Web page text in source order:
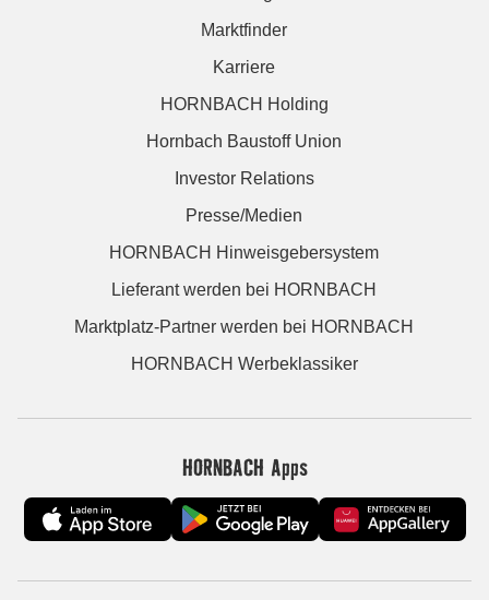
Marktfinder
Karriere
HORNBACH Holding
Hornbach Baustoff Union
Investor Relations
Presse/Medien
HORNBACH Hinweisgebersystem
Lieferant werden bei HORNBACH
Marktplatz-Partner werden bei HORNBACH
HORNBACH Werbeklassiker
HORNBACH Apps